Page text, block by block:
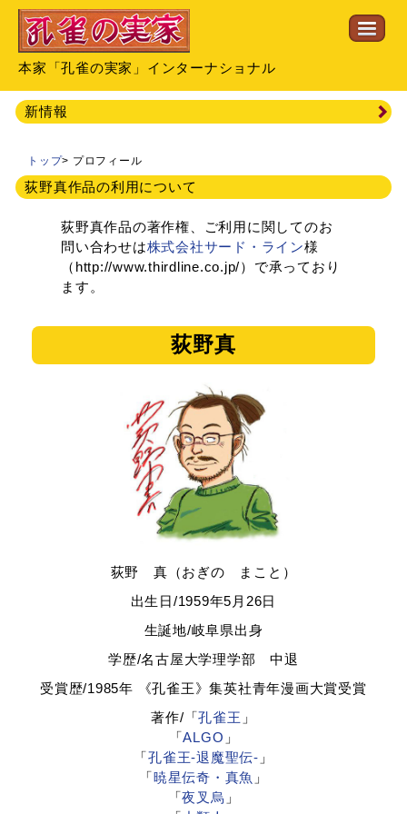
本家「孔雀の実家」インターナショナル
トップ> プロフィール
荻野真作品の利用について
荻野真作品の著作権、ご利用に関してのお
問い合わせは株式会社サード・ライン様
（http://www.thirdline.co.jp/）で承っており
ます。
荻野真
荻野 真（おぎの まこと）
出生日/1959年5月26日
生誕地/岐阜県出身
学歴/名古屋大学理学部 中退
受賞歴/1985年 《孔雀王》集英社青年漫画大賞受賞
著作/「孔雀王 」
「ALGO 」
「孔雀王-退魔聖伝- 」
「暁星伝奇・真魚 」
「夜叉烏 」
新情報